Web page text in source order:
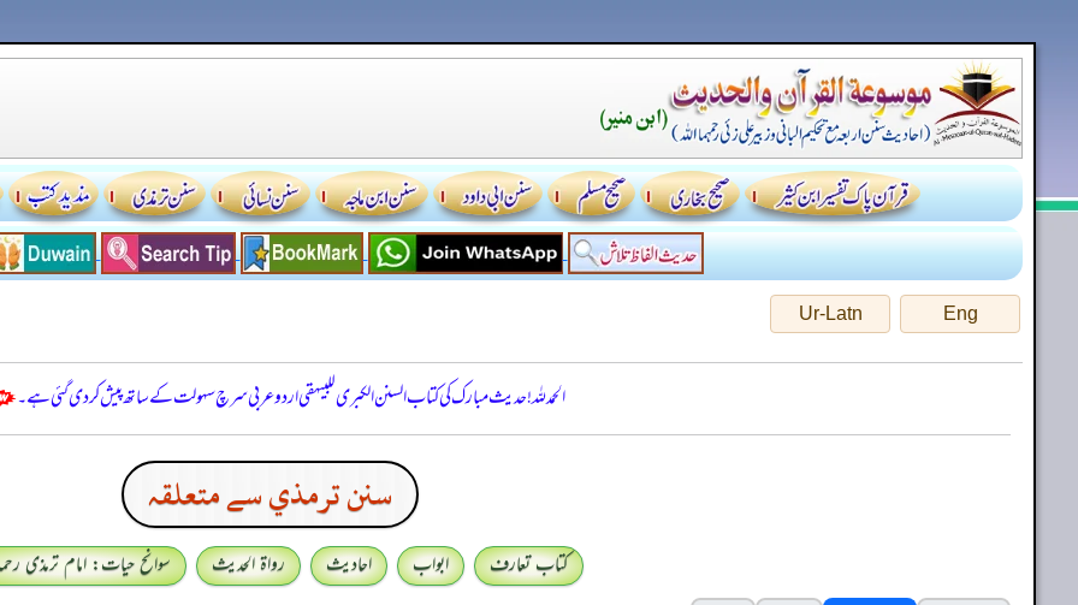
Eng
Ur-Latn
الحمدللہ! حدیث مبارک کی کتاب السنن الكبرى للبيهقي اردو عربی سرچ سہولت کے ساتھ پیش کر دی گئی ہے۔
سنن ترمذي سے متعلقہ
کتاب تعارف ابواب احادیث رواۃ الحدیث
سوانح حیات: امام ترمذی